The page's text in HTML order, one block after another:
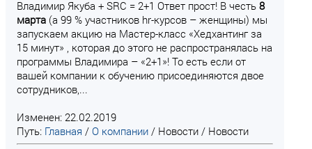
Владимир Якуба + SRC = 2+1 Ответ прост! В честь 8
марта (а 99 % участников hr-курсов – женщины) мы
запускаем акцию на Мастер-класс «Хедхантинг за
15 минут» , которая до этого не распространялась на
программы Владимира – «2+1»! То есть если от
вашей компании к обучению присоединяются двое
сотрудников,...
Изменен: 22.02.2019
Путь: Главная / О компании / Новости / Новости